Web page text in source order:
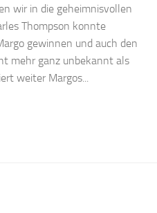
wir in die geheimnisvollen
Thompson konnte
gewinnen und auch den
mehr ganz unbekannt als
weiter Margos...